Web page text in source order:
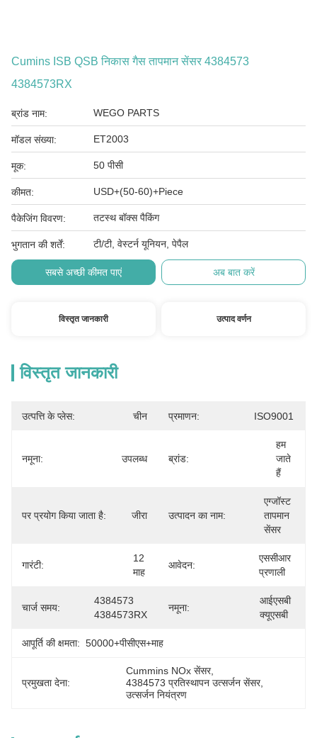
Cumins ISB QSB निकास गैस तापमान सेंसर 4384573
4384573RX
ब्रांड नाम: WEGO PARTS
मॉडल संख्या: ET2003
मूक: 50 पीसी
कीमत: USD+(50-60)+Piece
पैकेजिंग विवरण: तटस्थ बॉक्स पैकिंग
भुगतान की शर्तें: टी/टी, वेस्टर्न यूनियन, पेपैल
सबसे अच्छी कीमत पाएं अब बात करें
विस्तृत जानकारी उत्पाद वर्णन
विस्तृत जानकारी
उत्पत्ति के प्लेस: चीन प्रमाणन: ISO9001
नमूना: उपलब्ध ब्रांड:
हम
जाते
हैं
पर प्रयोग किया जाता है: जीरा उत्पादन का नाम:
एग्जॉस्ट
तापमान
सेंसर
गारंटी:
12
माह
आवेदन:
एससीआर
प्रणाली
चार्ज समय:
4384573
4384573RX
नमूना:
आईएसबी
क्यूएसबी
आपूर्ति की क्षमता: 50000+पीसीएस+माह
प्रमुखता देना:
Cummins NOx सेंसर,
4384573 प्रतिस्थापन उत्सर्जन सेंसर,
उत्सर्जन नियंत्रण